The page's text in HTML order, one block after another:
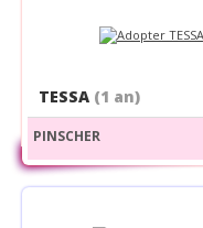
TESSA (1 an)
PINSCHER